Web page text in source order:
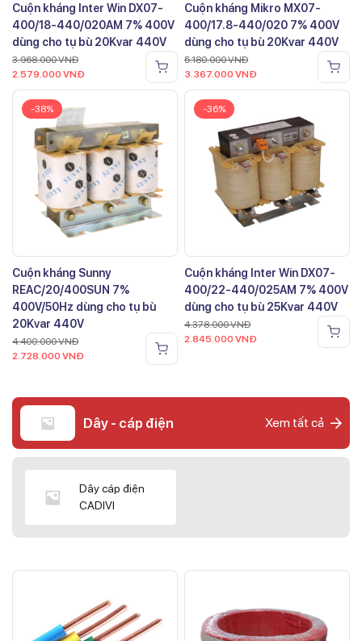
Cuộn kháng Inter Win DX07-
400/18-440/020AM 7% 400V
dùng cho tụ bù 20Kvar 440V
3.968.000VNĐ
2.579.000 VNĐ
Cuộn kháng Mikro MX07-
400/17.8-440/020 7% 400V
dùng cho tụ bù 20Kvar 440V
5.180.000VNĐ
3.367.000 VNĐ
-38%
Cuộn kháng Sunny
REAC/20/400SUN 7%
400V/50Hz dùng cho tụ bù
20Kvar 440V
4.400.000VNĐ
2.728.000 VNĐ
-36%
Cuộn kháng Inter Win DX07-
400/22-440/025AM 7% 400V
dùng cho tụ bù 25Kvar 440V
4.378.000VNĐ
2.845.000 VNĐ
Dây - cáp điện Xem tất cả
Dây cáp điện
CADIVI